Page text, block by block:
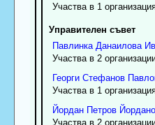
Участва в 1
Управителен съвет
Павлинка Данаилова
Участва в 2
Георги Стефанов
Участва в 1
Йордан Петров
Участва в 2